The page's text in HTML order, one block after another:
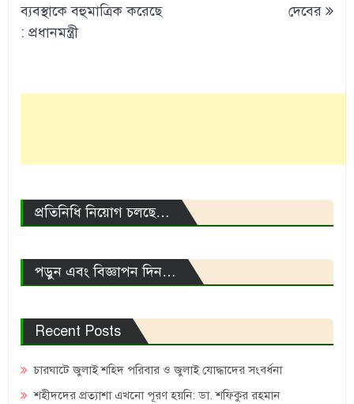
ব্যবস্থাকে বহুমাত্রিক করেছে
: প্রধানমন্ত্রী
দেবের
প্রতিনিধি নিয়োগ চলছে…
পড়ুন এবং বিজ্ঞাপন দিন…
Recent Posts
চারঘাটে জুলাই শহিদ পরিবার ও জুলাই যোদ্ধাদের সংবর্ধনা
শহীদদের প্রত্যাশা এখনো পূরণ হয়নি: ডা. শফিকুর রহমান